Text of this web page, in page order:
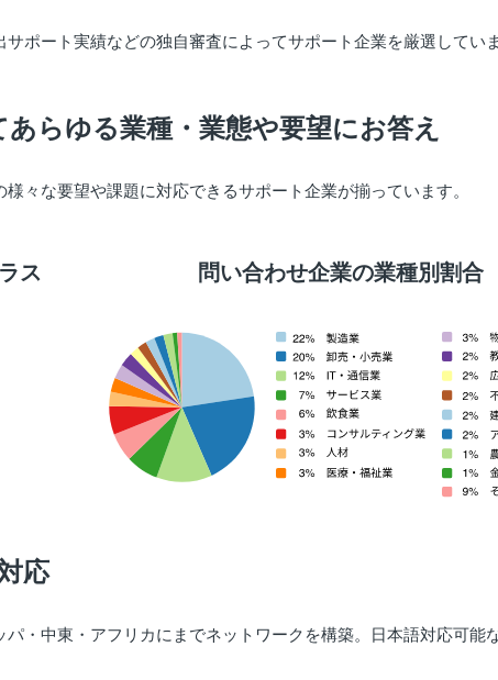
ポート実績などの独自審査によってサポート企業を厳選してい
らゆる業種・業態や要望にお答え
々な要望や課題に対応できるサポート企業が揃っています。
ス
問い合わせ企業の業種別割合
応
・中東・アフリカにまでネットワークを構築。日本語対応可能